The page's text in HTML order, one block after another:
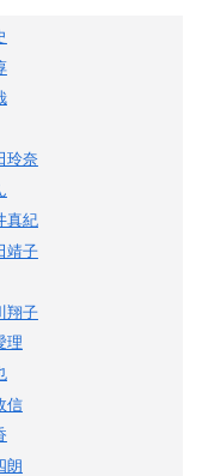
玲奈
真紀
靖子
翔子
理
信
朗